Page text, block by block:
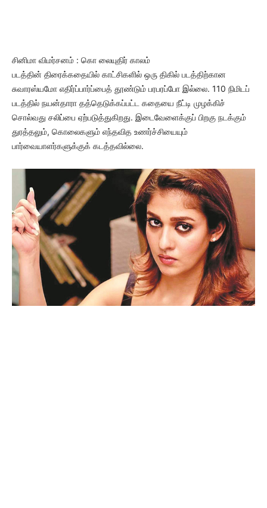
சினிமா விமர்சனம் : கொ லையுதிர் காலம்
படத்தின் திரைக்கதையில் காட்சிகளில் ஒரு திகில் படத்திற்கான
சுவாரஸ்யமோ எதிர்ப்பார்ப்பைத் தூண்டும் பரபரப்போ இல்லை. 110 நிமிடப்
படத்தில் நயன்தாரா தத்தெடுக்கப்பட்ட கதையை நீட்டி முழக்கிச்
சொல்வது சலிப்பை ஏற்படுத்துகிறது. இடைவேளைக்குப் பிறகு நடக்கும்
துரத்தலும், கொலைகளும் எந்தவித உணர்ச்சியையும்
பார்வையாளர்களுக்குக் கடத்தவில்லை.